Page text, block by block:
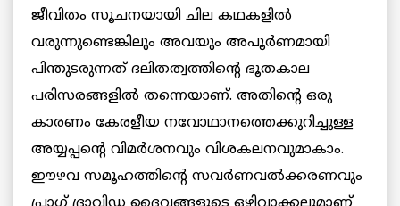
ജീവിതം സൂചനയായി ചില കഥകളിൽ
വരുന്നുണ്ടെങ്കിലും അവയും അപൂര്‍ണമായി
പിന്തുടരുന്നത് ദലിതത്വത്തിന്റെ ഭൂതകാല
പരിസരങ്ങളിൽ തന്നെയാണ്. അതിന്റെ ഒരു
കാരണം കേരളീയ നവോഥാനത്തെക്കുറിച്ചുള്ള
അയ്യപ്പന്റെ വിമര്‍ശനവും വിശകലനവുമാകാം.
ഈഴവ സമൂഹത്തിന്റെ സവര്‍ണവൽക്കരണവും